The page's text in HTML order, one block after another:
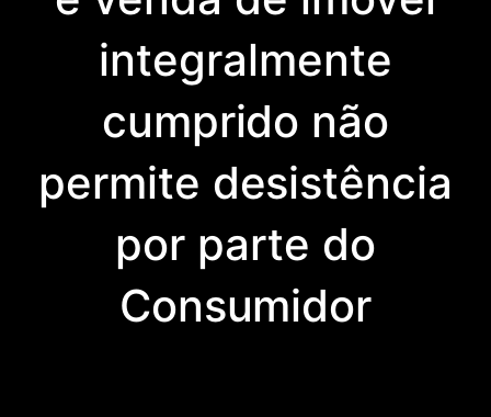
integralmente
cumprido não
permite desistência
por parte do
Consumidor